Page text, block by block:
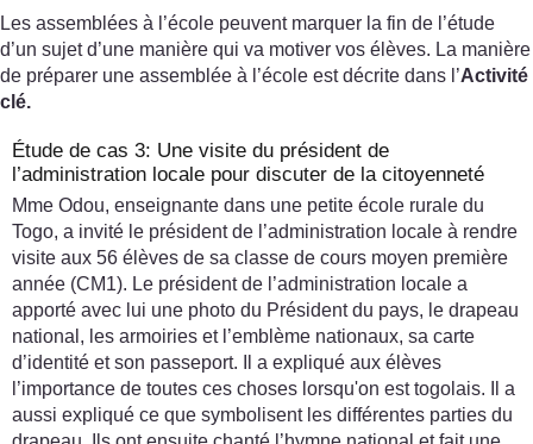
Les assemblées à l’école peuvent marquer la fin de l’étude
d’un sujet d’une manière qui va motiver vos élèves. La manière
de préparer une assemblée à l’école est décrite dans l’Activité
clé.
Étude de cas 3: Une visite du président de
l’administration locale pour discuter de la citoyenneté
Mme Odou, enseignante dans une petite école rurale du
Togo, a invité le président de l’administration locale à rendre
visite aux 56 élèves de sa classe de cours moyen première
année (CM1). Le président de l’administration locale a
apporté avec lui une photo du Président du pays, le drapeau
national, les armoiries et l’emblème nationaux, sa carte
d’identité et son passeport. Il a expliqué aux élèves
l’importance de toutes ces choses lorsqu'on est togolais. Il a
aussi expliqué ce que symbolisent les différentes parties du